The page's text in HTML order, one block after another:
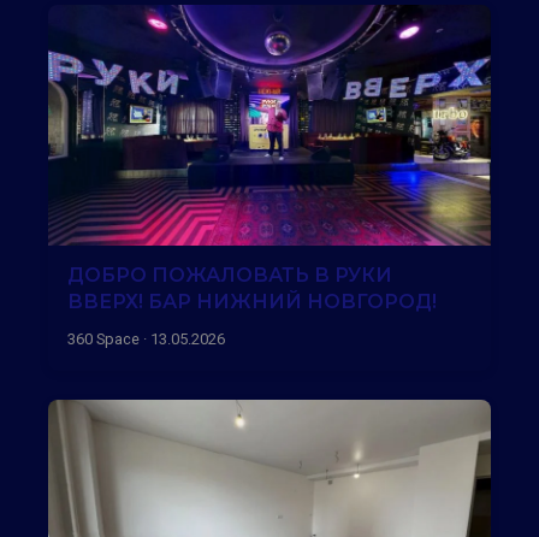
ДОБРО ПОЖАЛОВАТЬ В РУКИ
ВВЕРХ! БАР НИЖНИЙ НОВГОРОД!
360 Space · 13.05.2026